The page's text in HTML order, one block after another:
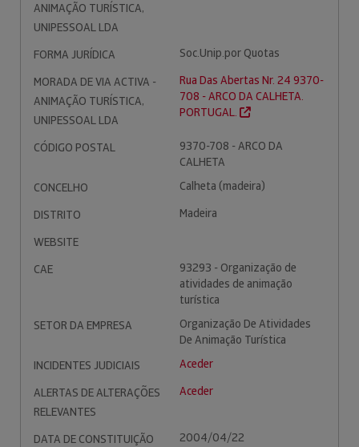
ANIMAÇÃO TURÍSTICA,
UNIPESSOAL LDA
FORMA JURÍDICA
Soc.Unip.por Quotas
MORADA DE VIA ACTIVA -
ANIMAÇÃO TURÍSTICA,
UNIPESSOAL LDA
Rua Das Abertas Nr. 24 9370-
708 - ARCO DA CALHETA.
PORTUGAL.
CÓDIGO POSTAL
9370-708 - ARCO DA
CALHETA
CONCELHO
Calheta (madeira)
DISTRITO
Madeira
WEBSITE
CAE
93293 - Organização de
atividades de animação
turística
SETOR DA EMPRESA
Organização De Atividades
De Animação Turística
INCIDENTES JUDICIAIS
Aceder
ALERTAS DE ALTERAÇÕES
RELEVANTES
Aceder
DATA DE CONSTITUIÇÃO 2004/04/22